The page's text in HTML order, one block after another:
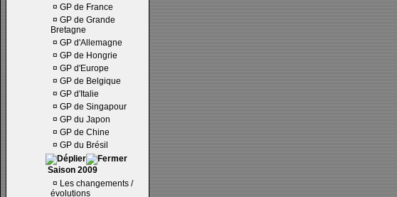
¤ GP de France
¤ GP de Grande
Bretagne
¤ GP d'Allemagne
¤ GP de Hongrie
¤ GP d'Europe
¤ GP de Belgique
¤ GP d'Italie
¤ GP de Singapour
¤ GP du Japon
¤ GP de Chine
¤ GP du Brésil
Saison 2009
¤ Les changements /
évolutions